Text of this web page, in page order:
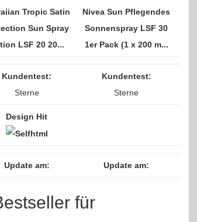
Tropic Satin
Sun Spray
LSF 20 20...
Nivea Sun Pflegendes
Sonnenspray LSF 30
1er Pack (1 x 200 m...
Kundentest:
Sterne
Kundentest:
Sterne
Design Hit
Update am: Update am:
für